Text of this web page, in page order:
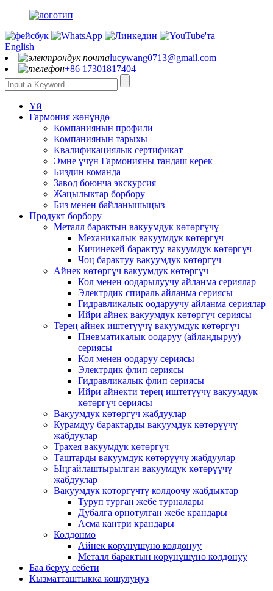
English
lucywang0713@gmail.com
+86 17301817404
Үй
Гармония жөнүндө
Компаниянын профили
Компаниянын тарыхы
Квалификациялык сертификат
Эмне үчүн Гармонияны тандаш керек
Биздин команда
Завод боюнча экскурсия
Жаңылыктар борбору
Биз менен байланышыңыз
Продукт борбору
Металл барактын вакуумдук көтөргүчү
Механикалык вакуумдук көтөргүч
Кичинекей барактуу вакуумдук көтөргүч
Чоң барактуу вакуумдук көтөргүч
Айнек көтөргүч вакуумдук көтөргүч
Кол менен оодарылуучу айланма сериялар
Электрдик спираль айланма сериясы
Гидравликалык оодаруучу айланма сериялар
Ийри айнек вакуумдук көтөргүч сериясы
Терең айнек иштетүүчү вакуумдук көтөргүч
Пневматикалык оодаруу (айландыруу)
сериясы
Кол менен оодаруу сериясы
Электрдик флип сериясы
Гидравликалык флип сериясы
Ийри айнекти терең иштетүүчү вакуумдук
көтөргүч сериясы
Вакуумдук көтөргүч жабдуулар
Курамдуу барактарды вакуумдук көтөрүүчү
жабдуулар
Трахея вакуумдук көтөргүч
Таштарды вакуумдук көтөрүүчү жабдуулар
Ыңгайлаштырылган вакуумдук көтөрүүчү
жабдуулар
Вакуумдук көтөргүчтү колдоочу жабдыктар
Туруп турган жебе турналары
Дубалга орнотулган жебе крандары
Асма кантри крандары
Колдонмо
Айнек көрүнүшүнө колдонуу
Металл барактын көрүнүшүнө колдонуу
Баа берүү себети
Кызматташтыкка кошулуңуз